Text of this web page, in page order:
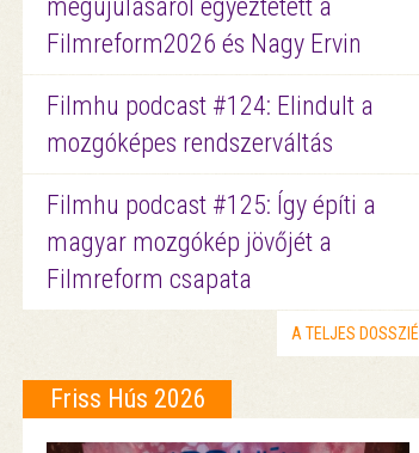
megújulásáról egyeztetett a
Filmreform2026 és Nagy Ervin
Filmhu podcast #124: Elindult a
mozgóképes rendszerváltás
Filmhu podcast #125: Így építi a
magyar mozgókép jövőjét a
Filmreform csapata
A TELJES DOSSZIÉ
Friss Hús 2026